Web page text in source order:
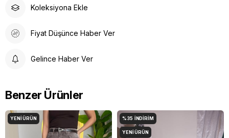
Koleksiyona Ekle
Fiyat Düşünce Haber Ver
Gelince Haber Ver
Benzer Ürünler
YENI ÜRÜN %35 İNDIRIM
YENI ÜRÜN